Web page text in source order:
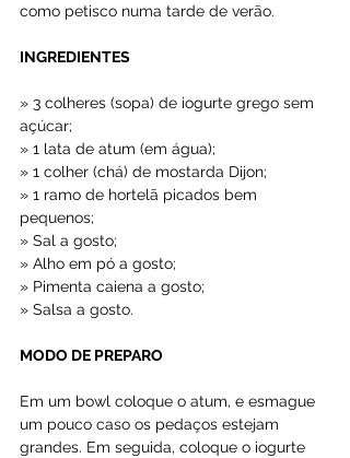
como petisco numa tarde de verão.
INGREDIENTES
» 3 colheres (sopa) de iogurte grego sem
açúcar;
» 1 lata de atum (em água);
» 1 colher (chá) de mostarda Dijon;
» 1 ramo de hortelã picados bem
pequenos;
» Sal a gosto;
» Alho em pó a gosto;
» Pimenta caiena a gosto;
» Salsa a gosto.
MODO DE PREPARO
Em um bowl coloque o atum, e esmague
um pouco caso os pedaços estejam
grandes. Em seguida, coloque o iogurte